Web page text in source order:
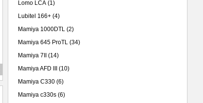
Lomo LCA (1)
Lubitel 166+ (4)
Mamiya 1000DTL (2)
Mamiya 645 ProTL (34)
Mamiya 7II
(14)
Mamiya AFD III
(10)
Mamiya C330 (6)
Mamiya c330s (6)